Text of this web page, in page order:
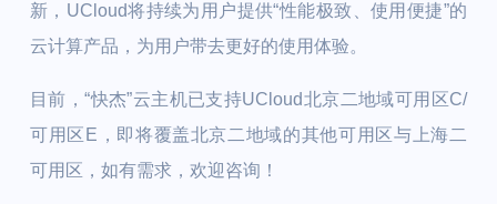
新，UCloud将持续为用户提供“性能极致、使用便捷”的
云计算产品，为用户带去更好的使用体验。
目前，“快杰”云主机已支持UCloud北京二地域可用区C/
可用区E，即将覆盖北京二地域的其他可用区与上海二
可用区，如有需求，欢迎咨询！